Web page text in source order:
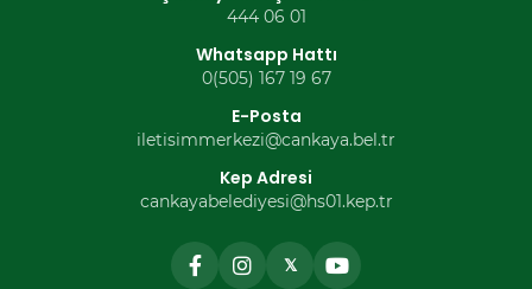
444 06 01
Whatsapp Hattı
0(505) 167 19 67
E-Posta
iletisimmerkezi@cankaya.bel.tr
Kep Adresi
cankayabelediyesi@hs01.kep.tr
𝕏